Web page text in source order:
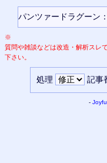
※
質問や雑談などは改造・解析スレ
下さい。
処理 記事
-